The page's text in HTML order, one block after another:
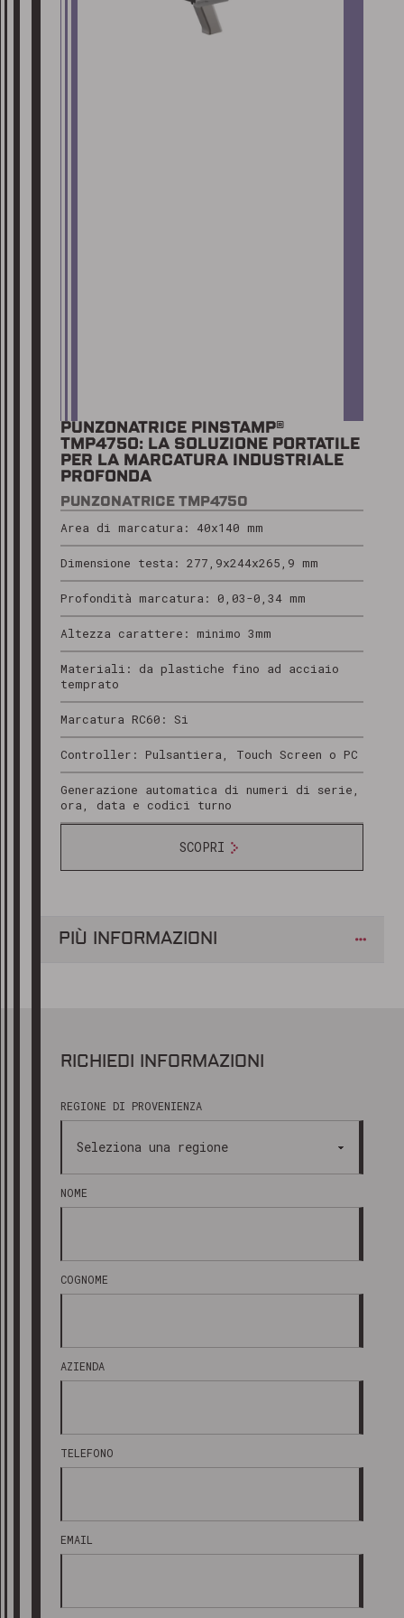
PUNZONATRICE PINSTAMP®
TMP4750: LA SOLUZIONE PORTATILE
PER LA MARCATURA INDUSTRIALE
PROFONDA
PUNZONATRICE TMP4750
Area di marcatura: 40x140 mm
Dimensione testa: 277,9x244x265,9 mm
Profondità marcatura: 0,03-0,34 mm
Altezza carattere: minimo 3mm
Materiali: da plastiche fino ad acciaio
temprato
Marcatura RC60: Si
Controller: Pulsantiera, Touch Screen o PC
Generazione automatica di numeri di serie,
ora, data e codici turno
SCOPRI
PIÙ INFORMAZIONI
RICHIEDI INFORMAZIONI
REGIONE DI PROVENIENZA
NOME
COGNOME
AZIENDA
TELEFONO
EMAIL